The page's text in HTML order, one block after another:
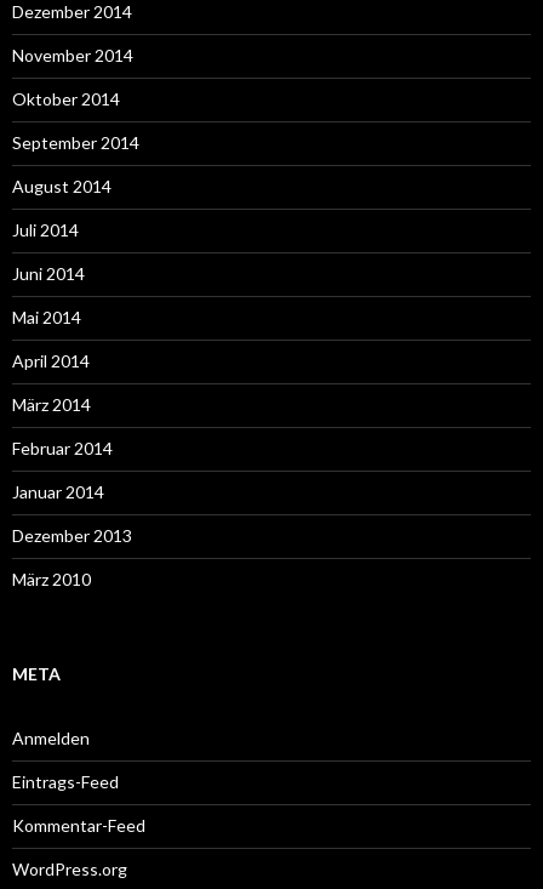
Dezember 2014
November 2014
Oktober 2014
September 2014
August 2014
Juli 2014
Juni 2014
Mai 2014
April 2014
März 2014
Februar 2014
Januar 2014
Dezember 2013
März 2010
META
Anmelden
Eintrags-Feed
Kommentar-Feed
WordPress.org